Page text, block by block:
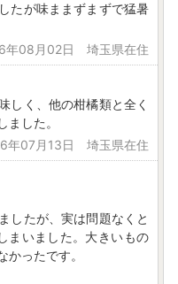
たが味ままずまずで猛暑
年08月02日 埼玉県在住
しく、他の柑橘類と全く
した。
年07月13日 埼玉県在住
したが、実は問題なくと
まいました。大きいもの
ったです。